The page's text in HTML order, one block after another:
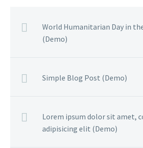
World Humanitarian Day in
(Demo)
Simple Blog Post (Demo)
Lorem ipsum dolor sit amet,
adipisicing elit (Demo)